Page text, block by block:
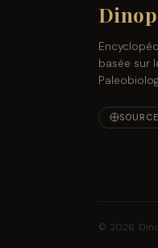
basée sur
© 2026